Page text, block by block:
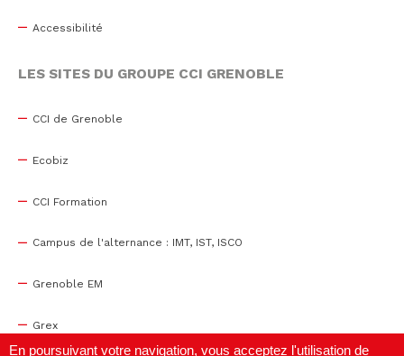
Accessibilité
LES SITES DU GROUPE CCI GRENOBLE
CCI de Grenoble
Ecobiz
CCI Formation
Campus de l'alternance : IMT, IST, ISCO
Grenoble EM
Grex
En poursuivant votre navigation, vous acceptez l'utilisation de